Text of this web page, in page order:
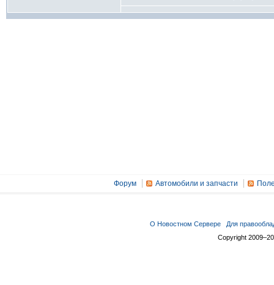
Форум Автомобили и запчасти
О Новостном Сервере
Для
Copyright